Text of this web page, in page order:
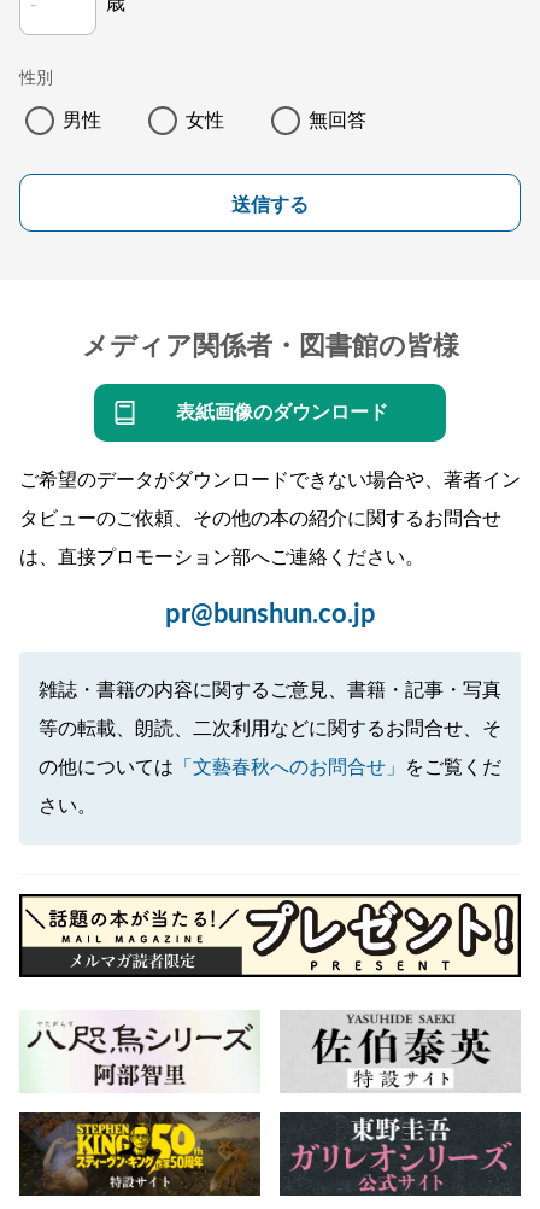
歳
性別
男性 女性 無回答
送信する
メディア関係者・図書館の皆様
表紙画像のダウンロード
ご希望のデータがダウンロードできない場合や、著者イン
タビューのご依頼、その他の本の紹介に関するお問合せ
は、直接プロモーション部へご連絡ください。
pr@bunshun.co.jp
雑誌・書籍の内容に関するご意見、書籍・記事・写真
等の転載、朗読、二次利用などに関するお問合せ、そ
の他については 「文藝春秋へのお問合せ」
をご覧くだ
さい。